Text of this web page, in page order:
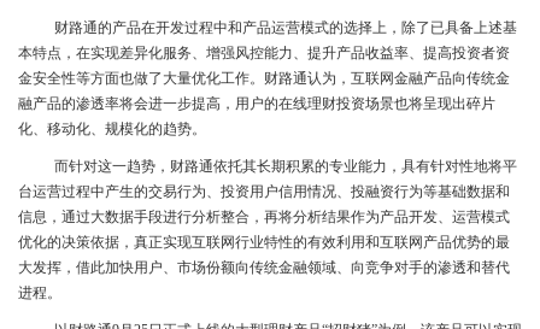
财路通的产品在开发过程中和产品运营模式的选择上，除了已具备上述基
本特点，在实现差异化服务、增强风控能力、提升产品收益率、提高投资者资
金安全性等方面也做了大量优化工作。财路通认为，互联网金融产品向传统金
融产品的渗透率将会进一步提高，用户的在线理财投资场景也将呈现出碎片
化、移动化、规模化的趋势。
而针对这一趋势，财路通依托其长期积累的专业能力，具有针对性地将平
台运营过程中产生的交易行为、投资用户信用情况、投融资行为等基础数据和
信息，通过大数据手段进行分析整合，再将分析结果作为产品开发、运营模式
优化的决策依据，真正实现互联网行业特性的有效利用和互联网产品优势的最
大发挥，借此加快用户、市场份额向传统金融领域、向竞争对手的渗透和替代
进程。